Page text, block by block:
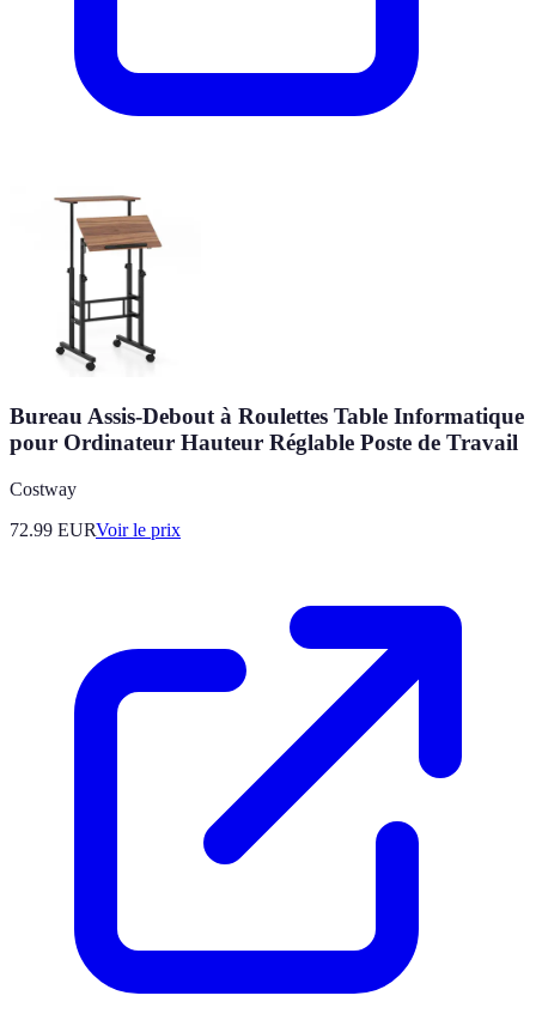
Bureau Assis-Debout à Roulettes Table Informatique
pour Ordinateur Hauteur Réglable Poste de Travail
Costway
72.99 EURVoir le prix